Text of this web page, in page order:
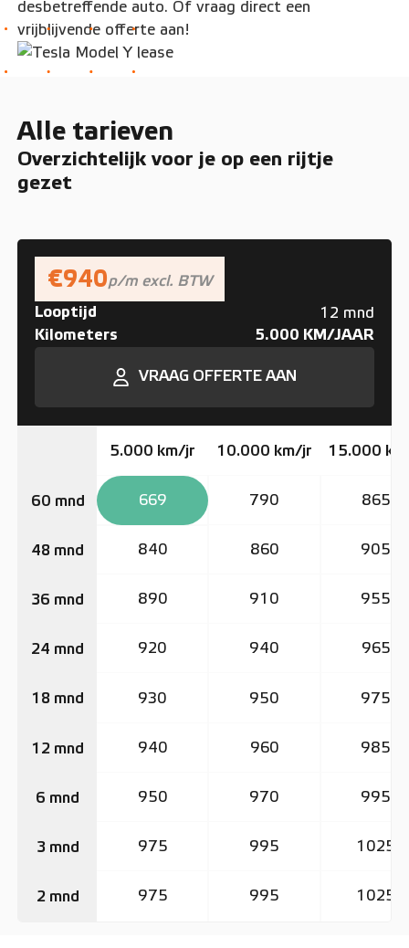
desbetreffende auto. Of vraag direct een
vrijblijvende offerte aan!
Alle tarieven
Overzichtelijk voor je op een rijtje
gezet
€940p/m excl. BTW
Looptijd
12 mnd
Kilometers 5.000 KM/JAAR
VRAAG OFFERTE AAN
60 mnd
48 mnd
36 mnd
24 mnd
18 mnd
12 mnd
6 mnd
3 mnd
2 mnd
5.000 km/jr 10.000 km/jr 15.000
669 790 865
840 860 905
890 910 955
920 940 965
930 950 975
940 960 985
950 970 995
975 995 1025
975 995 1025